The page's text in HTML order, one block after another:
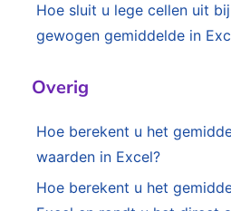
Hoe sluit u lege cellen uit
gewogen gemiddelde in
Overig
Hoe berekent u het
waarden in Excel?
Hoe berekent u het